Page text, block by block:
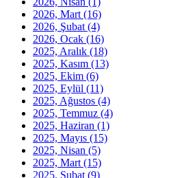
2026, Mart (16)
2026, Şubat (4)
2026, Ocak (16)
2025, Aralık (18)
2025, Kasım (13)
2025, Ekim (6)
2025, Eylül (11)
2025, Ağustos (4)
2025, Temmuz (4)
2025, Haziran (1)
2025, Mayıs (15)
2025, Nisan (5)
2025, Mart (15)
2025, Şubat (9)